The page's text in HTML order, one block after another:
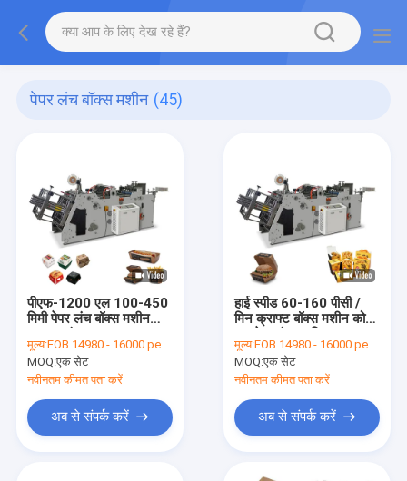
पेपर लंच बॉक्स मशीन (45)
पीएफ-1200 एल 100-450
मिमी पेपर लंच बॉक्स मशीन
मूल्य:FOB 14980 - 16000 per set
MOQ:एक सेट
नवीनतम कीमत पता करें
अब से संपर्क करें
हाई स्पीड 60-160 पीसी /
मिन क्राफ्ट बॉक्स मशीन को
मूल्य:FOB 14980 - 16000 per set
MOQ:एक सेट
नवीनतम कीमत पता करें
अब से संपर्क करें